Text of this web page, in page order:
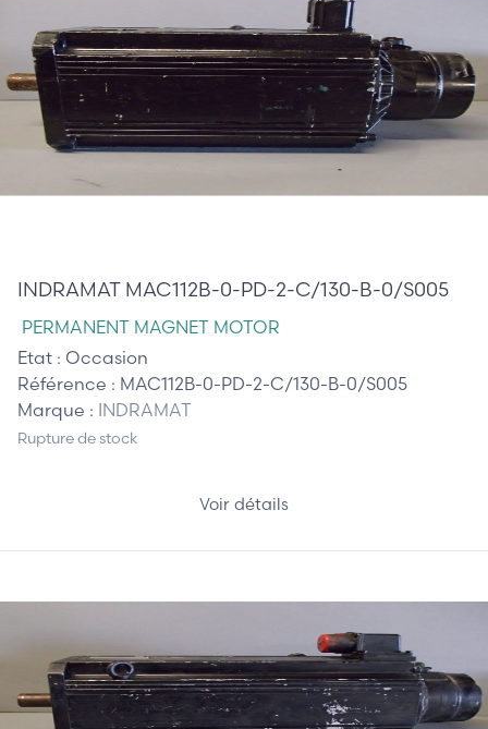
INDRAMAT MAC112B-0-PD-2-C/130-B-0/S005
PERMANENT MAGNET MOTOR
Etat : Occasion
Référence : MAC112B-0-PD-2-C/130-B-0/S005
Marque : INDRAMAT
Rupture de stock
Voir détails